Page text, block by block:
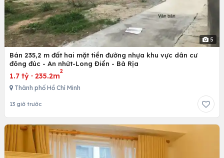
5
Bán 235,2 m đất hai mặt tiền đường nhựa khu vực dân cư
đông đúc - An nhứt-Long Điền - Bà Rịa
1.7 tỷ · 235.2m
2
Thành phố Hồ Chí Minh
13 giờ trước